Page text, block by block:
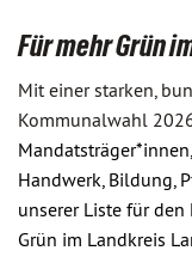
Für mehr Grün
Mit einer starken,
Kommunalwahl
Handwerk, Bildung,
unserer Liste für
Grün im Landkreis